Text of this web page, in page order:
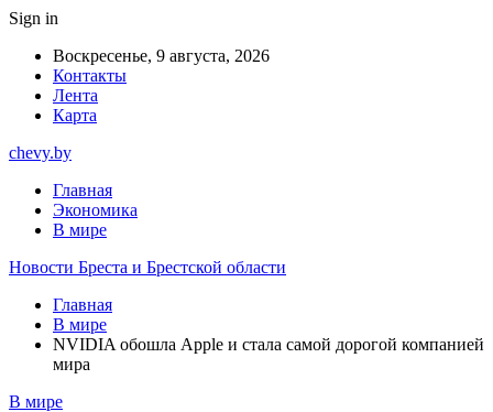
Sign in
Воскресенье, 9 августа, 2026
Контакты
Лента
Карта
chevy.by
Главная
Экономика
В мире
Новости Бреста и Брестской области
Главная
В мире
NVIDIA обошла Apple и стала самой дорогой компанией
мира
В мире